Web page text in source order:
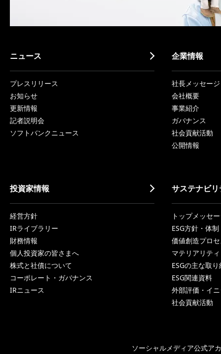
ニュース
プレスリリース
お知らせ
更新情報
記者説明会
ソフトバンクニュース
企業情報
社長メッセージ
会社概要
事業紹介
ガバナンス
社会貢献活動
公開情報
投資家情報
経営方針
IRライブラリー
財務情報
個人投資家の皆さまへ
株式と社債について
コーポレート・ガバナンス
IRニュース
サステナビ
トップメッセ
ESG方針・体制
価値創造プロ
マテリアリテ
ESGの主な取
ESG関連資料
外部評価・イ
社会貢献活動
ソーシャルメディア公式ア